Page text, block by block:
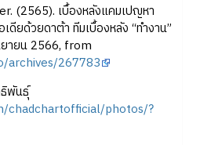
(2565). เบื้องหลังแคมเปญหา
ดียด้วยดาต้า ทีมเบื้องหลัง “ทำงาน”
ายน 2566, from
archives/267783
พันธุ์
chadchartofficial/photos/?